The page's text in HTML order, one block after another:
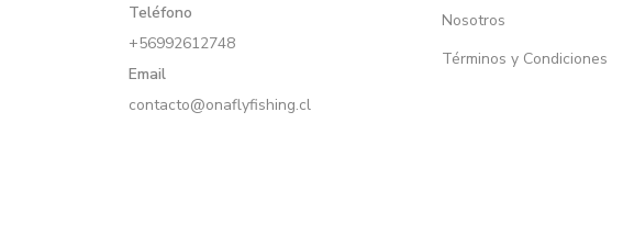
Teléfono
+56992612748
Email
contacto@onaflyfishing.cl
Nosotros
Términos y Condiciones